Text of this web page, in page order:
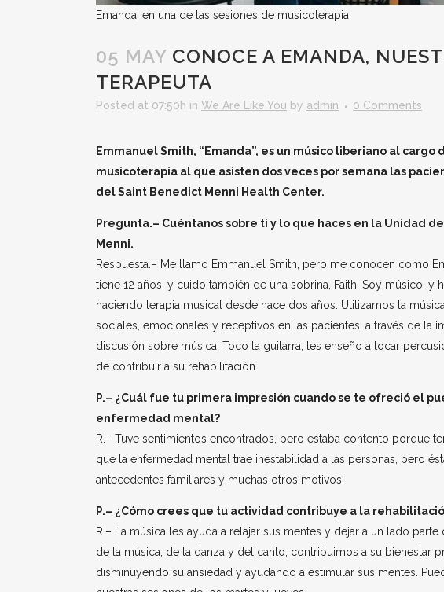
Emanda, en una de las sesiones de musicoterapia.
05 MAY CONOCE A EMANDA,
TERAPEUTA
Posted at 07:50h in We Are Like You by admin 0 Comments
Emmanuel Smith, “Emanda”, es un músico liberiano al
musicoterapia al que asisten dos veces por semana las
del Saint Benedict Menni Health Center.
Pregunta.– Cuéntanos sobre ti y lo que haces en la Unidad
Menni.
Respuesta.– Me llamo Emmanuel Smith, pero me conocen como
tiene 12 años, y cuido también de una sobrina, Faith. Soy músico, y
haciendo terapia musical desde hace dos años. Utilizamos la
sociales, emocionales y receptivos en las pacientes, a través de la
discusión sobre música. Toco la guitarra, les enseño a tocar
de contribuir a su rehabilitación.
P.– ¿Cuál fue tu primera impresión cuando se te ofreció el
enfermedad mental?
R.– Tuve sentimientos encontrados, pero estaba contento porque
que la enfermedad mental trae inestabilidad a las personas, pero
antecedentes familiares y muchas otros motivos.
P.– ¿Cómo crees que tu actividad contribuye a la
R.– La música les ayuda a relajar sus mentes y dejar a un lado
de la música, de la danza y del canto, contribuimos a su bienestar
disminuyendo su ansiedad y ayudando a estimular sus mentes.